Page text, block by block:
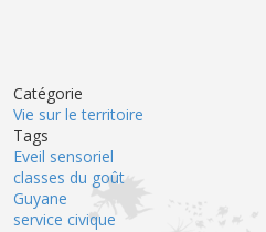
Catégorie
Vie sur le territoire
Tags
Eveil sensoriel
classes du goût
Guyane
service civique